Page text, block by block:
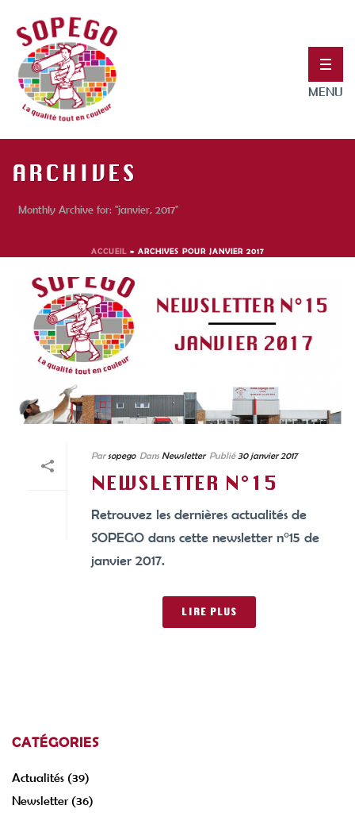
ARCHIVES
Monthly Archive for: "janvier, 2017"
ACCUEIL » ARCHIVES POUR JANVIER 2017
Par sopego Dans Newsletter Publié 30 janvier 2017
NEWSLETTER N°15
Retrouvez les dernières actualités de
SOPEGO dans cette newsletter n°15 de
janvier 2017.
LIRE PLUS
CATÉGORIES
Actualités (39)
Newsletter(36)